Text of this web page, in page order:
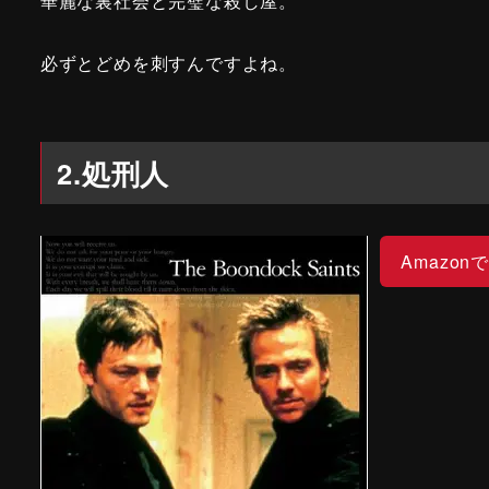
必ずとどめを刺すんですよね。
2.処刑人
Amazon